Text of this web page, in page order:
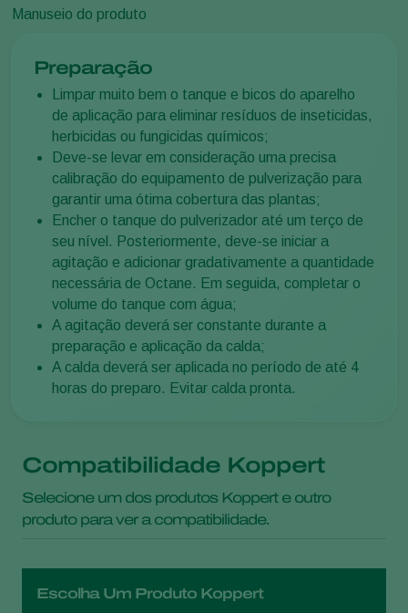
Manuseio do produto
Preparação
Limpar muito bem o tanque e bicos do aparelho
de aplicação para eliminar resíduos de inseticidas,
herbicidas ou fungicidas químicos;
Deve-se levar em consideração uma precisa
calibração do equipamento de pulverização para
garantir uma ótima cobertura das plantas;
Encher o tanque do pulverizador até um terço de
seu nível. Posteriormente, deve-se iniciar a
agitação e adicionar gradativamente a quantidade
necessária de Octane. Em seguida, completar o
volume do tanque com água;
A agitação deverá ser constante durante a
preparação e aplicação da calda;
A calda deverá ser aplicada no período de até 4
horas do preparo. Evitar calda pronta.
Compatibilidade Koppert
Selecione um dos produtos Koppert e outro
produto para ver a compatibilidade.
Escolha Um Produto Koppert